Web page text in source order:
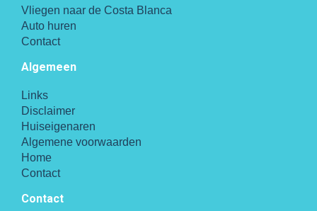
Vliegen naar de Costa Blanca
Auto huren
Contact
Algemeen
Links
Disclaimer
Huiseigenaren
Algemene voorwaarden
Home
Contact
Contact